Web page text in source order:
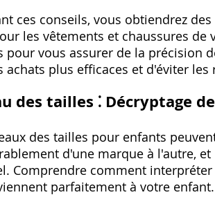
ces conseils‚ vous obtiendrez
les vêtements et chaussures
pour vous assurer de la précision
achats plus efficaces et d'éviter
des tailles ⁚ Décryptage
des tailles pour enfants
d'une marque à l'autre‚
Comprendre comment
parfaitement à votre